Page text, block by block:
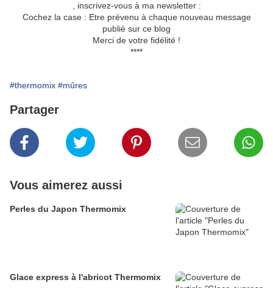
, inscrivez-vous à ma newsletter :
Cochez la case : Etre prévenu à chaque nouveau message
publié sur ce blog
Merci de votre fidélité !
****
#thermomix #mûres
Partager
Vous aimerez aussi
Perles du Japon Thermomix
Glace express à l'abricot Thermomix